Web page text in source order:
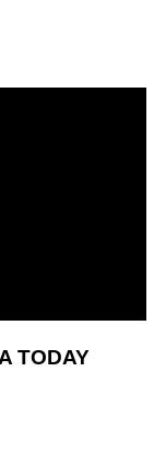
TODAY